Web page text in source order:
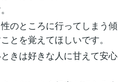
のところに行ってしまう傾
とを覚えてほしいです。
きは好きな人に甘えて安心